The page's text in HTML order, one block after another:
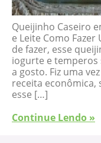
Queijinho Caseiro
e Leite Como
de fazer, esse
iogurte e temperos
a gosto. Fiz uma
receita econômica,
esse […]
Continue Lendo »